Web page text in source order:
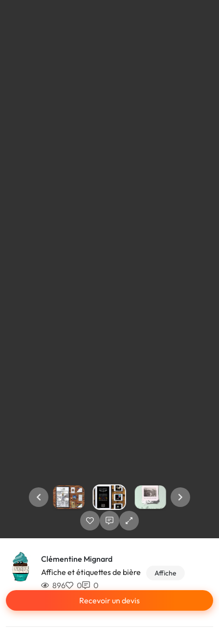
Clémentine Mignard
Affiche et étiquettes de bière
Affiche
896 0
0
Recevoir un devis